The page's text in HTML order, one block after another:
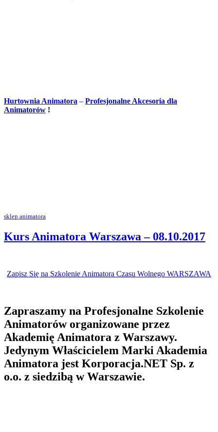
Hurtownia Animatora – Profesjonalne Akcesoria dla
Animatorów !
sklep animatora
Kurs Animatora Warszawa – 08.10.2017
Zapisz Się na Szkolenie Animatora Czasu Wolnego WARSZAWA
Zapraszamy na Profesjonalne Szkolenie
Animatorów organizowane przez
Akademię Animatora z Warszawy.
Jedynym Właścicielem Marki Akademia
Animatora jest Korporacja.NET Sp. z
o.o. z siedzibą w Warszawie.